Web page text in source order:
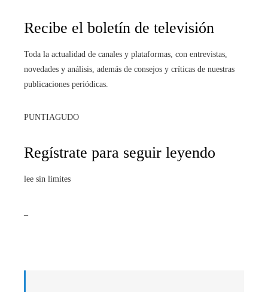
Recibe el boletín de televisión
Toda la actualidad de canales y plataformas, con entrevistas,
novedades y análisis, además de consejos y críticas de nuestras
publicaciones periódicas.
PUNTIAGUDO
Regístrate para seguir leyendo
lee sin limites